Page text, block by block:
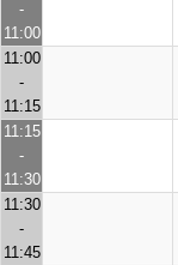
-
11:00
11:00
-
11:15
11:15
-
11:30
11:30
-
11:45